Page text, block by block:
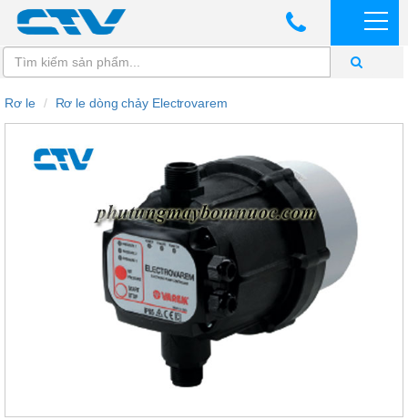
Rơ le Rơ le dòng chảy Electrovarem